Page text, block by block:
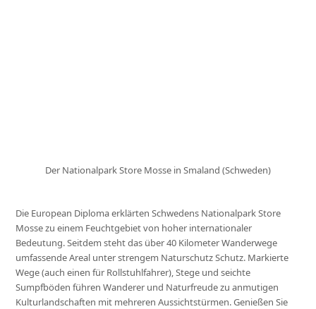
Der Nationalpark Store Mosse in Smaland (Schweden)
Die European Diploma erklärten Schwedens Nationalpark Store
Mosse zu einem Feuchtgebiet von hoher internationaler
Bedeutung. Seitdem steht das über 40 Kilometer Wanderwege
umfassende Areal unter strengem Naturschutz Schutz. Markierte
Wege (auch einen für Rollstuhlfahrer), Stege und seichte
Sumpfböden führen Wanderer und Naturfreude zu anmutigen
Kulturlandschaften mit mehreren Aussichtstürmen. Genießen Sie